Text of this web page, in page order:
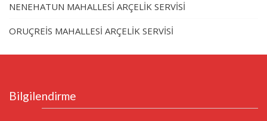
NENEHATUN MAHALLESİ ARÇELİK SERVİSİ
ORUÇREİS MAHALLESİ ARÇELİK SERVİSİ
Bilgilendirme